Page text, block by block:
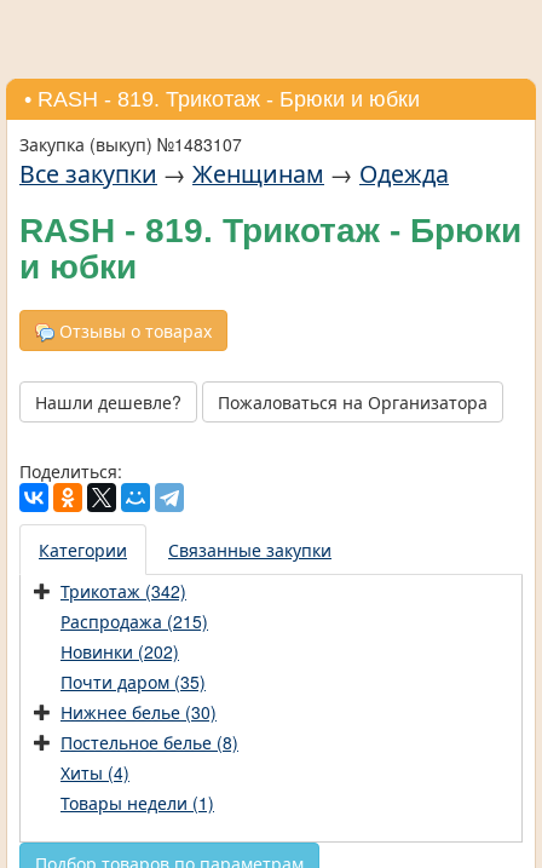
• RASH - 819. Трикотаж - Брюки и юбки
Закупка (выкуп) №1483107
Все закупки → Женщинам → Одежда
RASH - 819. Трикотаж - Брюки
и юбки
Отзывы о товарах
Нашли дешевле? Пожаловаться на Организатора
Поделиться:
Категории
Связанные закупки
Трикотаж (342)
Распродажа (215)
Новинки (202)
Почти даром (35)
Нижнее белье (30)
Постельное белье (8)
Хиты (4)
Товары недели (1)